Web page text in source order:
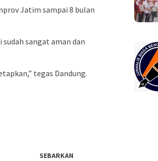
Jatim sampai 8 bulan
sangat aman dan
tegas Dandung.
SEBARKAN